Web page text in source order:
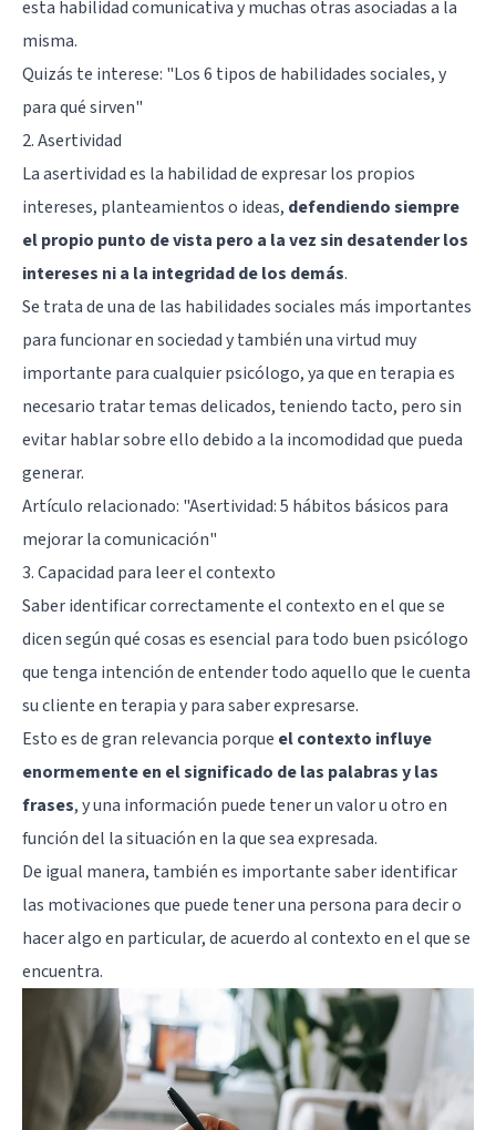
esta habilidad comunicativa y muchas otras asociadas a la
misma.
Quizás te interese: "Los 6 tipos de habilidades sociales, y
para qué sirven"
2. Asertividad
La asertividad es la habilidad de expresar los propios
intereses, planteamientos o ideas, defendiendo siempre
el propio punto de vista pero a la vez sin desatender los
intereses ni a la integridad de los demás.
Se trata de una de las habilidades sociales más importantes
para funcionar en sociedad y también una virtud muy
importante para cualquier psicólogo, ya que en terapia es
necesario tratar temas delicados, teniendo tacto, pero sin
evitar hablar sobre ello debido a la incomodidad que pueda
generar.
Artículo relacionado: "Asertividad: 5 hábitos básicos para
mejorar la comunicación"
3. Capacidad para leer el contexto
Saber identificar correctamente el contexto en el que se
dicen según qué cosas es esencial para todo buen psicólogo
que tenga intención de entender todo aquello que le cuenta
su cliente en terapia y para saber expresarse.
Esto es de gran relevancia porque el contexto influye
enormemente en el significado de las palabras y las
frases, y una información puede tener un valor u otro en
función del la situación en la que sea expresada.
De igual manera, también es importante saber identificar
las motivaciones que puede tener una persona para decir o
hacer algo en particular, de acuerdo al contexto en el que se
encuentra.